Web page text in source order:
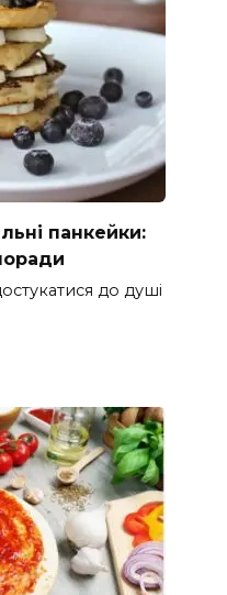
панкейки:
до душі